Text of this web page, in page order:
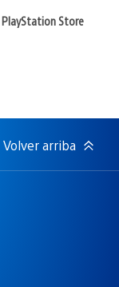
PlayStation Store
Volver arriba